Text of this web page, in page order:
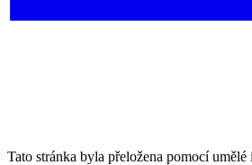
Tato stránka byla přeložena pomocí umělé